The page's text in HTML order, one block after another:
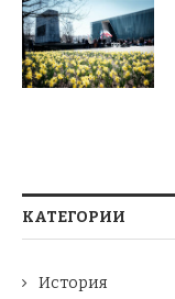
КАТЕГОРИИ
История